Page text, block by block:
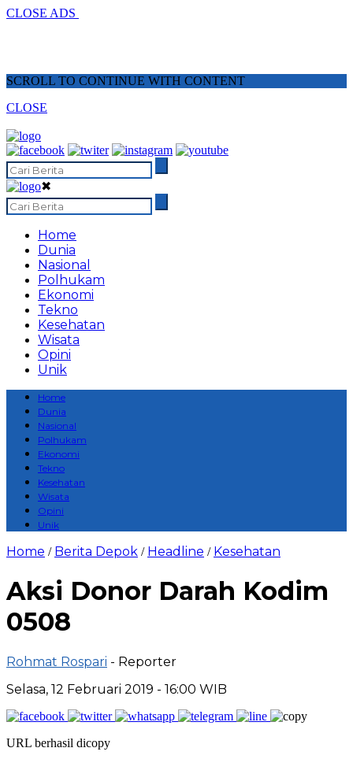
CLOSE ADS
SCROLL TO CONTINUE WITH CONTENT
CLOSE
✖
Home
Dunia
Nasional
Polhukam
Ekonomi
Tekno
Kesehatan
Wisata
Opini
Unik
Home
Dunia
Nasional
Polhukam
Ekonomi
Tekno
Kesehatan
Wisata
Opini
Unik
Home / Berita Depok / Headline / Kesehatan
Aksi Donor Darah Kodim
0508
Rohmat Rospari - Reporter
Selasa, 12 Februari 2019 - 16:00 WIB
URL berhasil dicopy